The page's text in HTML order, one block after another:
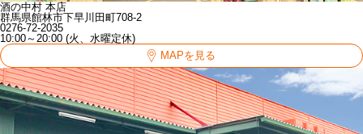
酒の中村 本店
群馬県館林市下早川田町708-2
0276-72-2035
10:00～20:00 (火、水曜定休)
MAPを見る